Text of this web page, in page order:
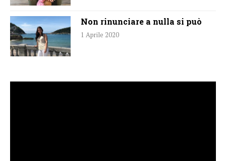
Non rinunciare a nulla si può
1 Aprile 2020